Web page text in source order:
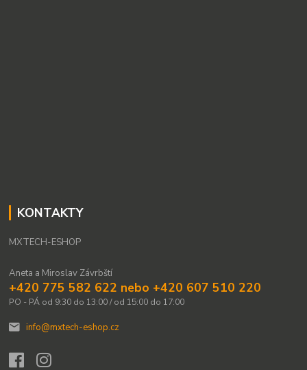
KONTAKTY
MXTECH-ESHOP
Aneta a Miroslav Závrbští
+420 775 582 622 nebo +420 607 510 220
PO - PÁ od 9:30 do 13:00 / od 15:00 do 17:00
info@mxtech-eshop.cz